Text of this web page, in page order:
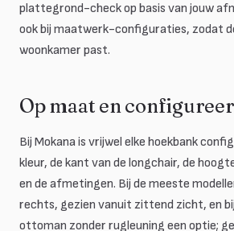
plattegrond-check op basis van jouw
ook bij maatwerk-configuraties, zodat
woonkamer past.
Op maat en
Bij Mokana is vrijwel elke hoekbank
kleur, de kant van de longchair, de
en de afmetingen. Bij de meeste
rechts, gezien vanuit zittend zicht, en
ottoman zonder rugleuning een optie;